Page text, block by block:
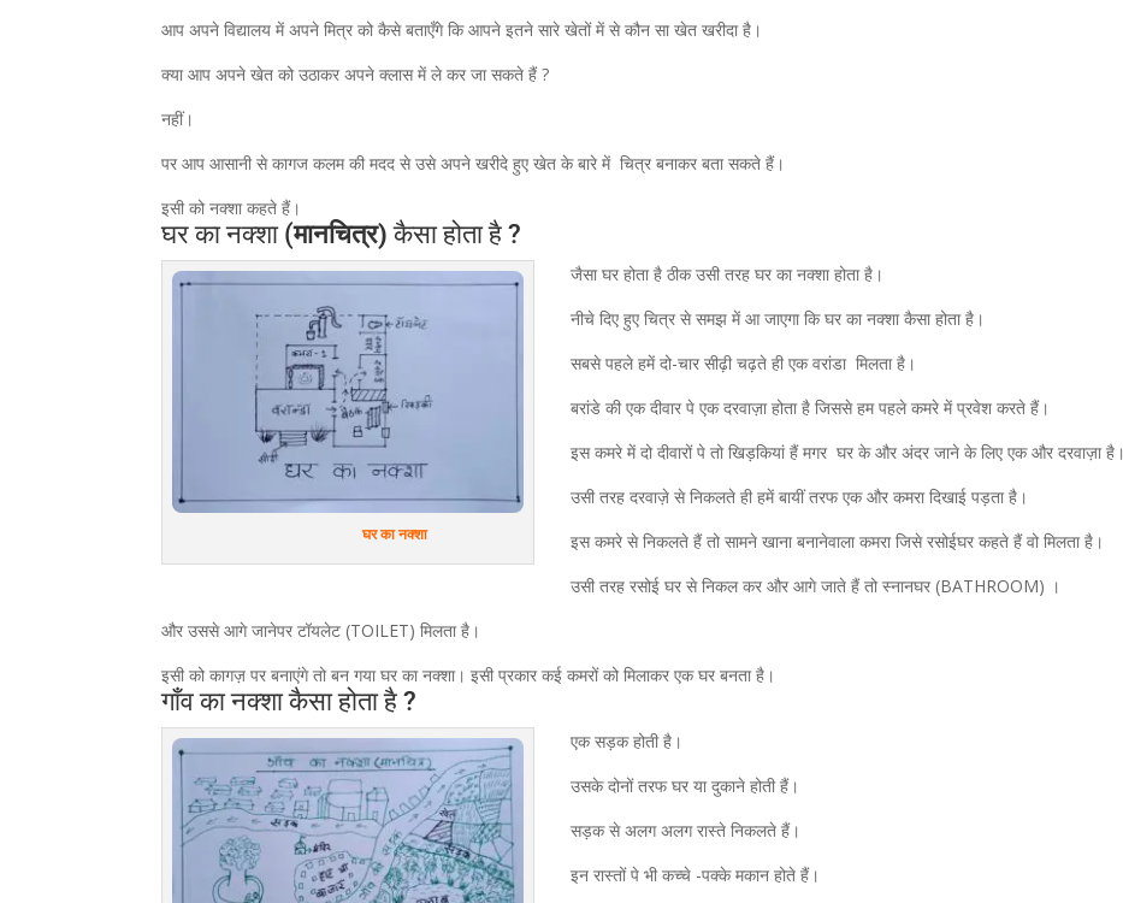
आप अपने विद्यालय में अपने मित्र को कैसे बताएँगे कि आपने इतने सारे खेतों में से कौन सा खेत खरीदा है।
क्या आप अपने खेत को उठाकर अपने क्लास में ले कर जा सकते हैं ?
नहीं।
पर आप आसानी से कागज कलम की मदद से उसे अपने खरीदे हुए खेत के बारे में चित्र बनाकर बता सकते हैं।
इसी को नक्शा कहते हैं।
घर का नक्शा (मानचित्र) कैसा होता है ?
घर का नक्शा
जैसा घर होता है ठीक उसी तरह घर का नक्शा होता है।
नीचे दिए हुए चित्र से समझ में आ जाएगा कि घर का नक्शा कैसा होता है।
सबसे पहले हमें दो-चार सीढ़ी चढ़ते ही एक वरांडा मिलता है।
बरांडे की एक दीवार पे एक दरवाज़ा होता है जिससे हम पहले कमरे में प्रवेश करते हैं।
इस कमरे में दो दीवारों पे तो खिड़कियां हैं मगर घर के और अंदर जाने के लिए एक और दरवाज़ा है।
उसी तरह दरवाज़े से निकलते ही हमें बायीं तरफ एक और कमरा दिखाई पड़ता है।
इस कमरे से निकलते हैं तो सामने खाना बनानेवाला कमरा जिसे रसोईघर कहते हैं वो मिलता है।
उसी तरह रसोई घर से निकल कर और आगे जाते हैं तो स्नानघर (BATHROOM) ।
और उससे आगे जानेपर टॉयलेट (TOILET) मिलता है।
इसी को कागज़ पर बनाएंगे तो बन गया घर का नक्शा। इसी प्रकार कई कमरों को मिलाकर एक घर बनता है।
गाँव का नक्शा कैसा होता है ?
एक सड़क होती है।
उसके दोनों तरफ घर या दुकाने होती हैं।
सड़क से अलग अलग रास्ते निकलते हैं।
इन रास्तों पे भी कच्चे -पक्के मकान होते हैं।